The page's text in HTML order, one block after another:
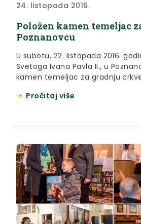
24. listopada 2016.
Položen kamen temeljac
Poznanovcu
U subotu, 22. listopada 2016.
Svetoga Ivana Pavla II., u
kamen temeljac za gradnju
Pročitaj više